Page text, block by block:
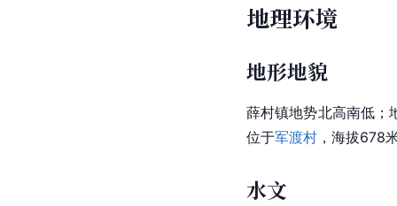
地理环境
地形地貌
薛村镇地势北高南低；
位于军渡村 ，海拔678
水文